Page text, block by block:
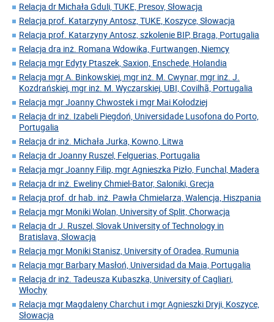
Relacja dr Michała Gduli, TUKE, Presov, Słowacja
Relacja prof. Katarzyny Antosz, TUKE, Koszyce, Słowacja
Relacja prof. Katarzyny Antosz, szkolenie BIP, Braga, Portugalia
Relacja dra inż. Romana Wdowika, Furtwangen, Niemcy
Relacja mgr Edyty Ptaszek, Saxion, Enschede, Holandia
Relacja mgr A. Binkowskiej, mgr inż. M. Cwynar, mgr inż. J.
Kozdrańskiej, mgr inż. M. Wyczarskiej, UBI, Covilhã, Portugalia
Relacja mgr Joanny Chwostek i mgr Mai Kołodziej
Relacja dr inż. Izabeli Piegdoń, Universidade Lusofona do Porto,
Portugalia
Relacja dr inż. Michała Jurka, Kowno, Litwa
Relacja dr Joanny Ruszel, Felguerias, Portugalia
Relacja mgr Joanny Filip, mgr Agnieszka Pizło, Funchal, Madera
Relacja dr inż. Eweliny Chmiel-Bator, Saloniki, Grecja
Relacja prof. dr hab. inż. Pawła Chmielarza, Walencja, Hiszpania
Relacja mgr Moniki Wolan, University of Split, Chorwacja
Relacja dr J. Ruszel, Slovak University of Technology in
Bratislava, Słowacja
Relacja mgr Moniki Stanisz, University of Oradea, Rumunia
Relacja mgr Barbary Masłoń, Universidad da Maia, Portugalia
Relacja dr inż. Tadeusza Kubaszka, University of Cagliari,
Włochy
Relacja mgr Magdaleny Charchut i mgr Agnieszki Dryji, Koszyce,
Słowacja